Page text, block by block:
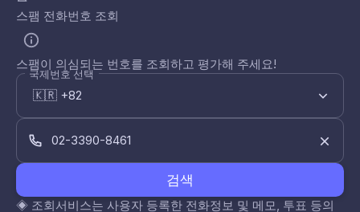
스팸 전화번호 조회
스팸이 의심되는 번호를 조회하고 평가해 주세요!
국제번호 선택
검색
◈ 조회서비스는 사용자 등록한 전화정보 및 메모, 투표 등의